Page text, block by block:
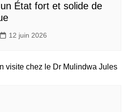
État fort et solide de
12 juin 2026